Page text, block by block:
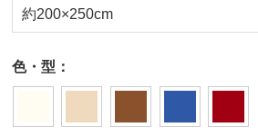
約200×250cm
色・型：